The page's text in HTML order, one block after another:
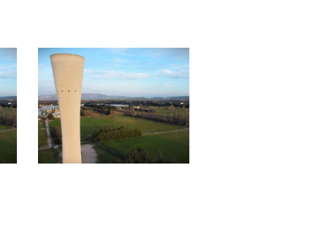
Contrôles de bon
fonctionnement –
Mollégès